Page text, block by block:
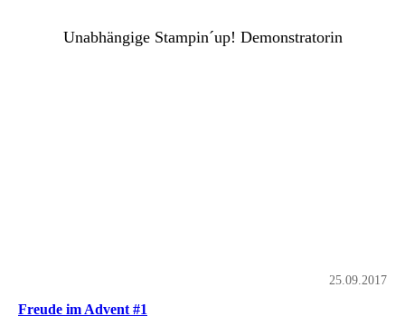
Unabhängige Stampin´up! Demonstratorin
25.09.2017
Freude im Advent #1